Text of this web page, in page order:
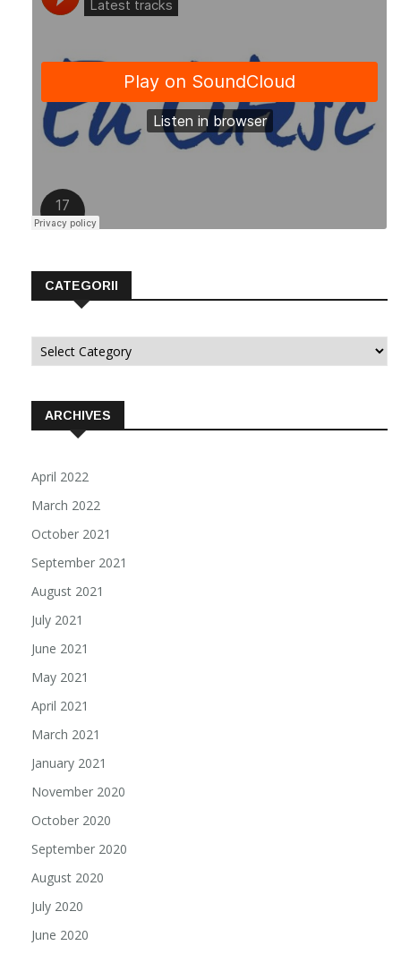
CATEGORII
Categorii
ARCHIVES
April 2022
March 2022
October 2021
September 2021
August 2021
July 2021
June 2021
May 2021
April 2021
March 2021
January 2021
November 2020
October 2020
September 2020
August 2020
July 2020
June 2020